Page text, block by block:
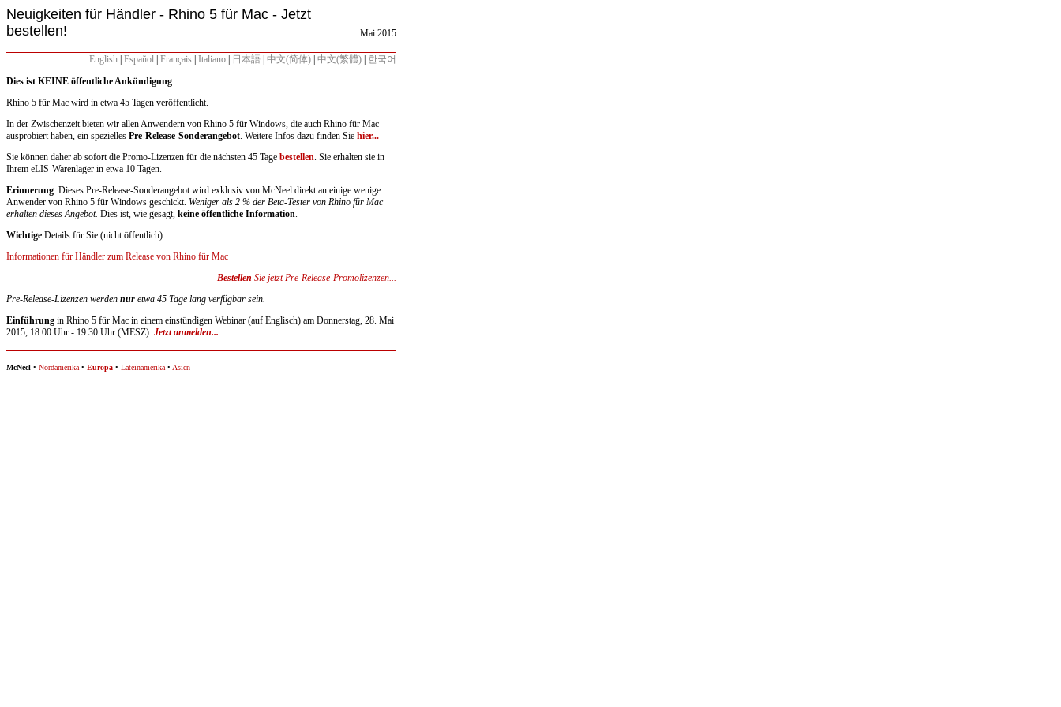
Neuigkeiten für Händler - Rhino 5 für Mac - Jetzt
bestellen!
Mai 2015
English Español Français Italiano 日本語 中文(简体) 中文(繁體)
한국어
Dies ist KEINE öffentliche Ankündigung
Rhino 5 für Mac wird in etwa 45 Tagen veröffentlicht.
In der Zwischenzeit bieten wir allen Anwendern von Rhino 5 für Windows, die auch Rhino für Mac
ausprobiert haben, ein spezielles Pre-Release-Sonderangebot. Weitere Infos dazu finden Sie hier...
Sie können daher ab sofort die Promo-Lizenzen für die nächsten 45 Tage bestellen. Sie erhalten sie in
Ihrem eLIS-Warenlager in etwa 10 Tagen.
Erinnerung: Dieses Pre-Release-Sonderangebot wird exklusiv von McNeel direkt an einige wenige
Anwender von Rhino 5 für Windows geschickt. Weniger als 2 % der Beta-Tester von Rhino für Mac
erhalten dieses Angebot. Dies ist, wie gesagt, keine öffentliche Information.
Wichtige Details für Sie (nicht öffentlich):
Informationen für Händler zum Release von Rhino für Mac
Bestellen Sie jetzt Pre-Release-Promolizenzen...
Pre-Release-Lizenzen werden nur etwa 45 Tage lang verfügbar sein.
Einführung in Rhino 5 für Mac in einem einstündigen Webinar (auf Englisch) am Donnerstag, 28. Mai
2015, 18:00 Uhr - 19:30 Uhr (MESZ). Jetzt anmelden...
McNeel • Nordamerika • Europa • Lateinamerika • Asien